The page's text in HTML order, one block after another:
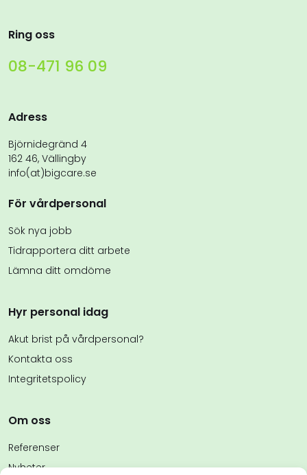
Ring oss
08-471 96 09
Adress
Björnidegränd 4
162 46, Vällingby
info(at)bigcare.se
För vårdpersonal
Sök nya jobb
Tidrapportera ditt arbete
Lämna ditt omdöme
Hyr personal idag
Akut brist på vårdpersonal?
Kontakta oss
Integritetspolicy
Om oss
Referenser
Nyheter